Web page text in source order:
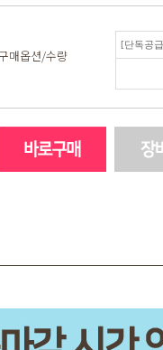
매옵션/수량
[단독공